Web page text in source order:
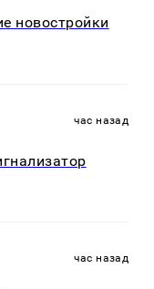
новостройки
час назад
час назад